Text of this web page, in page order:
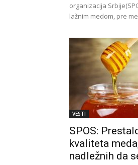
organizacija
lažnim medom, pre
VESTI
SPOS:
kvaliteta
nadležnih da